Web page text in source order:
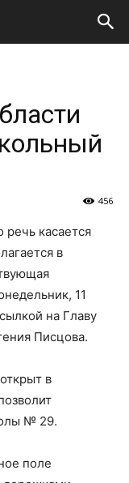
456
речь касается
в
11
на Главу
Писцова.
в
№ 29.
поле